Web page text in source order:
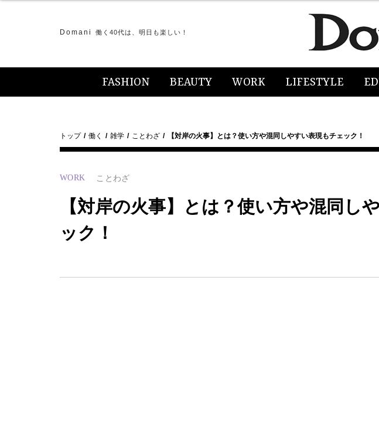
Domani 働く40代は、明日も楽しい！
FASHION BEAUTY WORK LIFESTYLE
トップ 働く 雑学 ことわざ 【対岸の火事】とは？使い方や混同しやすい表現もチェック！
WORK ことわざ
【対岸の火事】とは？使い方や混同し
ック！